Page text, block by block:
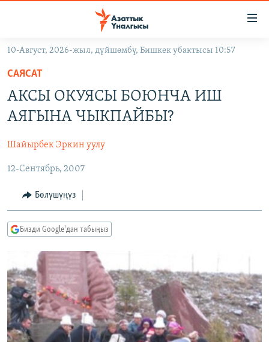
Навигацияга
өтүңүз
Издөөгө
салыңыз
ЭКОНОМИКА
МАДАНИЯТ
БОРБОР АЗИЯ
АТАЙЫН ИЛИКТӨӨ
ТВ ПРОГРАММАЛАР
БҮГҮН АЗАТТЫКТА
БИЗ ЖАНА ДҮЙНӨ
ДАНИСТЕ
ЭЖЕ-СИҢДИЛЕР
АЗАТТЫК+
ЫҢГАЙСЫЗ СУРООЛОР
ПОДКАСТ
ӨЗГӨЧӨ ПИКИР
ОНЛАЙН ШЕРИНЕ
10-Август, 2026-жыл, дүйшөмбү, Бишкек убактысы 10:57
САЯСАТ
АКСЫ ОКУЯСЫ БОЮНЧА ИШ
АЯГЫНА ЧЫКПАЙБЫ?
Шайырбек Эркин уулу
12-Сентябрь, 2007
Бөлүшүңүз
Бизди Google'дан табыңыз